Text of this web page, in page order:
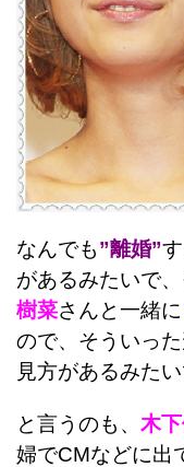
なんでも”離婚”
があるみたいで
樹菜さんと一緒に
ので、そういっ
見方があるみたい
と言うのも、 木
婦でCMなどに出